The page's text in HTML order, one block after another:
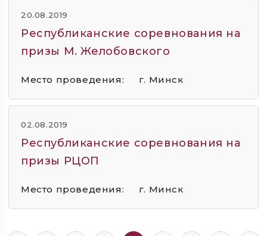
20.08.2019
Республиканские соревнования на
призы М. Желобовского
Место проведения: г. Минск
02.08.2019
Республиканские соревнования на
призы РЦОП
Место проведения: г. Минск